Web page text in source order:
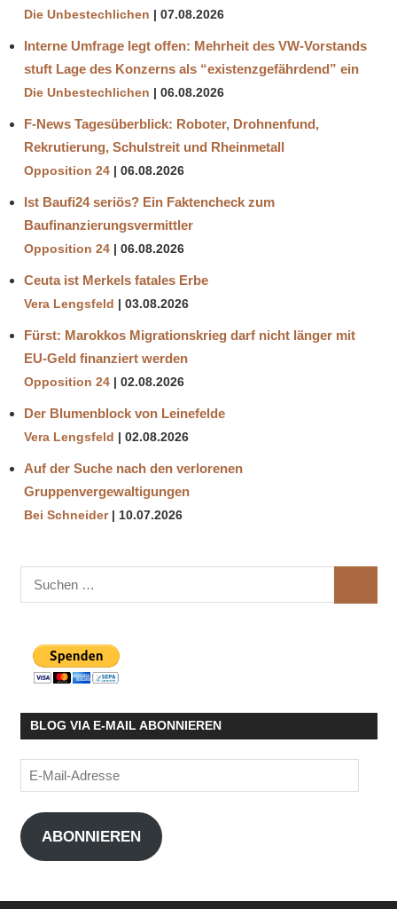
Die Unbestechlichen 07.08.2026
Interne Umfrage legt offen: Mehrheit des VW-Vorstands
stuft Lage des Konzerns als “existenzgefährdend” ein
Die Unbestechlichen 06.08.2026
F-News Tagesüberblick: Roboter, Drohnenfund,
Rekrutierung, Schulstreit und Rheinmetall
Opposition 24 06.08.2026
Ist Baufi24 seriös? Ein Faktencheck zum
Baufinanzierungsvermittler
Opposition 24 06.08.2026
Ceuta ist Merkels fatales Erbe
Vera Lengsfeld 03.08.2026
Fürst: Marokkos Migrationskrieg darf nicht länger mit
EU-Geld finanziert werden
Opposition 24 02.08.2026
Der Blumenblock von Leinefelde
Vera Lengsfeld 02.08.2026
Auf der Suche nach den verlorenen
Gruppenvergewaltigungen
Bei Schneider 10.07.2026
Suchen
nach:
BLOG VIA E-MAIL ABONNIEREN
E-
Mail-
Adresse
ABONNIEREN